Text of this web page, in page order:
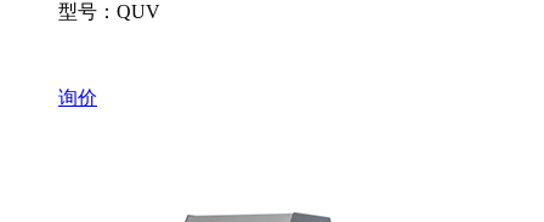
型号：QUV
询价